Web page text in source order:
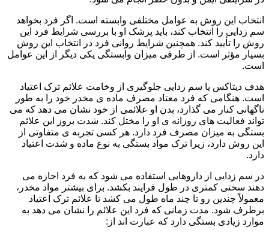
انتخاب این روش به عوامل مختلفی وابسته است. اگر فرد بخواهد
سم زدایی را انتخاب کند، باید پزشک او با بررسی شرایط فرد این
روش را تأیید کند. همچنین شرایط روانی فرد در انتخاب این روش
بسیار مؤثر است. از طرفی میزان وابستگی یکی دیگر از این عوامل
است.
هدف دیتاکس یا سم زدایی جلوگیری از وخامت علائم ترک اعتیاد
است. هنگامی که فرد معتاد مصرف ماده ی مخدر خود را به طور
ناگهانی کنار می گذارد، بدن او علائمی از خود نشان می دهد که می
تواند فعالیت های روزانه ی او را مختل کند. شدت بروز این علائم
بستگی به میزان مصرف فرد دارد. هر کسی تجربه ی متفاوتی از
این روش دارد، زیرا ترک مواد بستگی به نوع ماده و شدت اعتیاد
دارد.
در سم زدایی از داروهایی استفاده می شود که به فرد اجازه می
دهند سختی کمتری در طول فرایند بکشد. برای بیشتر مواد مخدر،
معمولاً چندین رو تا چند ماه طول می کشد تا علائم ترک اعتیاد
برطرف شود. مدت زمانی که فرد این علائم را نشان می دهد به
موارد زیادی بستگی دارد که عبارت اند از: